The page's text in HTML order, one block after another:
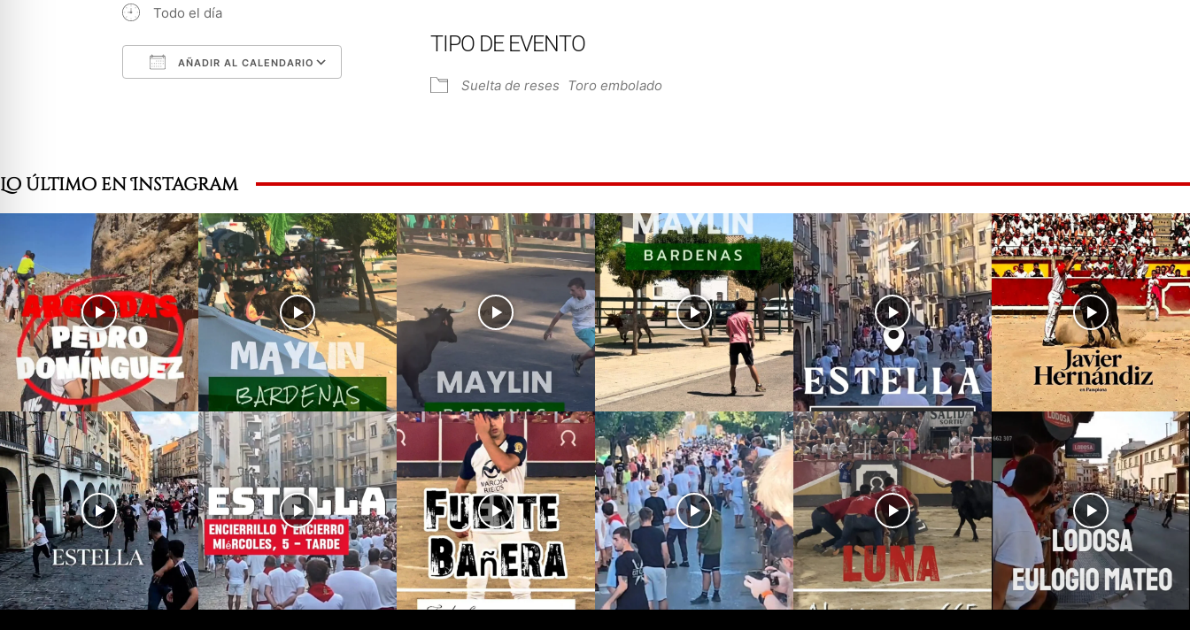
Todo el día
AÑADIR AL CALENDARIO
Google Calendar
TIPO DE EVENTO
Suelta de reses Toro embolado
Lo último en Instagram